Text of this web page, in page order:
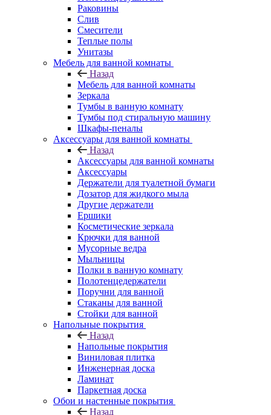
Раковины
Слив
Смесители
Теплые полы
Унитазы
Мебель для ванной комнаты
Назад
Мебель для ванной комнаты
Зеркала
Тумбы в ванную комнату
Тумбы под стиральную машину
Шкафы-пеналы
Аксессуары для ванной комнаты
Назад
Аксессуары для ванной комнаты
Аксессуары
Держатели для туалетной бумаги
Дозатор для жидкого мыла
Другие держатели
Ершики
Косметические зеркала
Крючки для ванной
Мусорные ведра
Мыльницы
Полки в ванную комнату
Полотенцедержатели
Поручни для ванной
Стаканы для ванной
Стойки для ванной
Напольные покрытия
Назад
Напольные покрытия
Виниловая плитка
Инженерная доска
Ламинат
Паркетная доска
Обои и настенные покрытия
Назад